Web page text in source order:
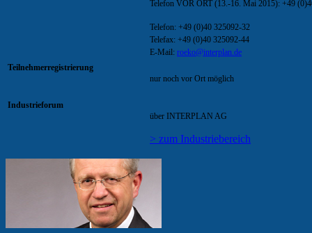
Telefon VOR ORT (13.-16. Mai 2015): +49
Telefon: +49 (0)40 325092-32
Telefax: +49 (0)40 325092-44
E-Mail: roeko@interplan.de
Teilnehmerregistrierung
nur noch vor Ort möglich
Industrieforum
über INTERPLAN AG
> zum Industriebereich